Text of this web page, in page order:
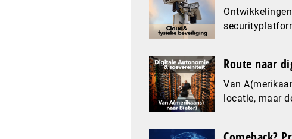
Route naar
Van
locatie, maar